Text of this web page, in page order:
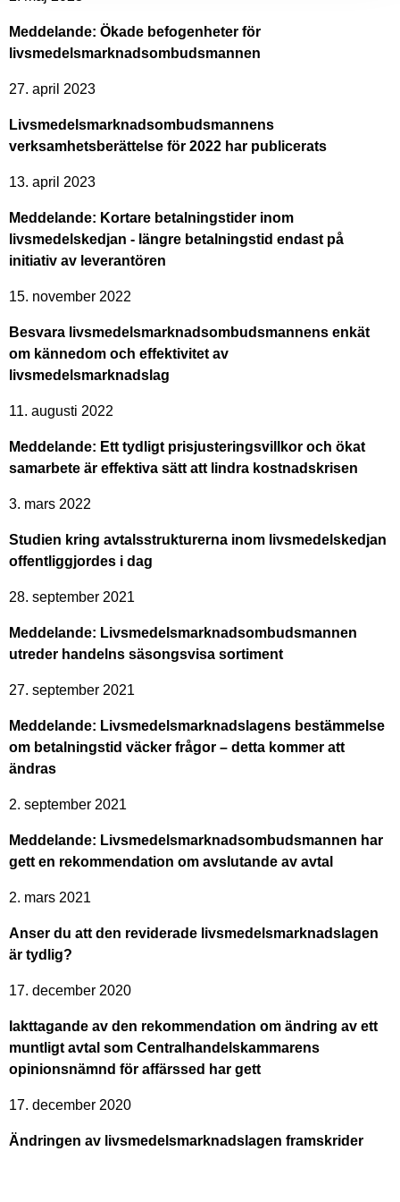
Meddelande: Ökade befogenheter för
livsmedelsmarknadsombudsmannen
27. april 2023
Livsmedelsmarknadsombudsmannens
verksamhetsberättelse för 2022 har publicerats
13. april 2023
Meddelande: Kortare betalningstider inom
livsmedelskedjan - längre betalningstid endast på
initiativ av leverantören
15. november 2022
Besvara livsmedelsmarknadsombudsmannens enkät
om kännedom och effektivitet av
livsmedelsmarknadslag
11. augusti 2022
Meddelande: Ett tydligt prisjusteringsvillkor och ökat
samarbete är effektiva sätt att lindra kostnadskrisen
3. mars 2022
Studien kring avtalsstrukturerna inom livsmedelskedjan
offentliggjordes i dag
28. september 2021
Meddelande: Livsmedelsmarknadsombudsmannen
utreder handelns säsongsvisa sortiment
27. september 2021
Meddelande: Livsmedelsmarknadslagens bestämmelse
om betalningstid väcker frågor – detta kommer att
ändras
2. september 2021
Meddelande: Livsmedelsmarknadsombudsmannen har
gett en rekommendation om avslutande av avtal
2. mars 2021
Anser du att den reviderade livsmedelsmarknadslagen
är tydlig?
17. december 2020
Iakttagande av den rekommendation om ändring av ett
muntligt avtal som Centralhandelskammarens
opinionsnämnd för affärssed har gett
17. december 2020
Ändringen av livsmedelsmarknadslagen framskrider